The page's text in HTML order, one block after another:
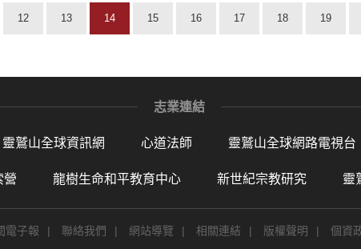
12 13 14 15 16 17 18 19
志業連結
靈鷲山全球資訊網 心道法師 靈鷲山全球網路電視台
營 龍樹生命和平教育中心 新世紀宗教研究 靈
電子報 | 聯絡我們 | 網站導覽 | 相關連結 | 版權聲明 | 個資